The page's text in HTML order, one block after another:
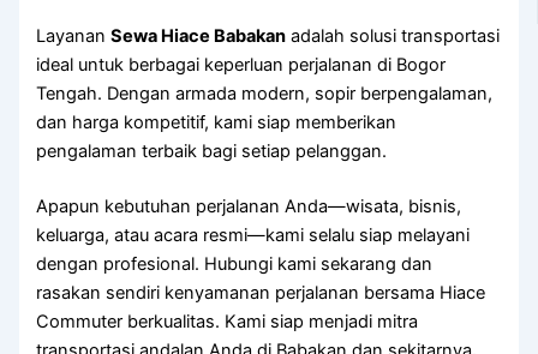
LayananSewa Hiace Babakan adalah solusi transportasi
ideal untuk berbagai keperluan perjalanan di Bogor
Tengah. Dengan armada modern, sopir berpengalaman,
dan harga kompetitif, kami siap memberikan
pengalaman terbaik bagi setiap pelanggan.
Apapun kebutuhan perjalanan Anda—wisata, bisnis,
keluarga, atau acara resmi—kami selalu siap melayani
dengan profesional. Hubungi kami sekarang dan
rasakan sendiri kenyamanan perjalanan bersama Hiace
Commuter berkualitas. Kami siap menjadi mitra